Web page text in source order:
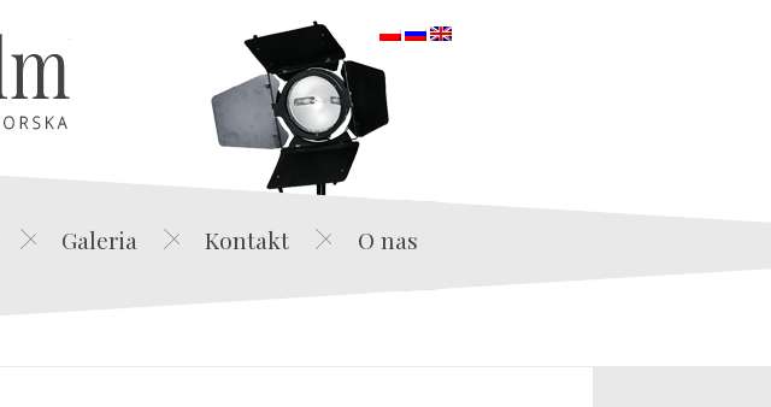
Edwin Film Agencja Aktorska
Galeria Kontakt O nas